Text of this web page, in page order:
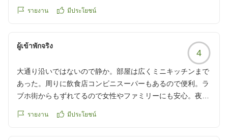
だと思います。15日は井の頭線神泉駅から歩いて非常に近か
ったのですが、16日の帰りは渋谷駅まで歩いてみたところ、
数分程度の距離でした。今後も機会があれば利用したいと思
います。
รายงาน มีประโยชน์
ผู้เข้าพักจริง
4
大通り沿いではないので静か。部屋は広くミニキッチンまで
あった。周りに飲食店コンビニスーパーもあるので便利。ラ
ブホ街からもずれてるので女性やファミリーにも安心。夜、
神泉駅が近い。
รายงาน มีประโยชน์